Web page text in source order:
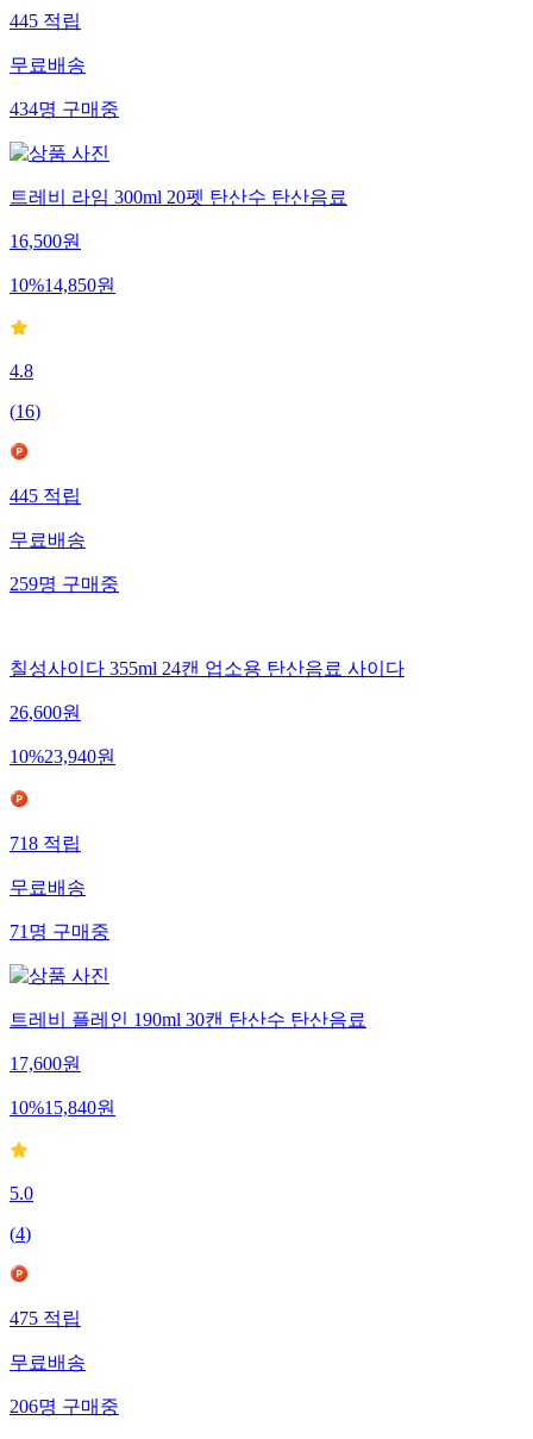
445 적립
무료배송
434명 구매중
트레비 라임 300ml 20펫 탄산수 탄산음료
16,500원
10%14,850원
4.8
(16)
445 적립
무료배송
259명 구매중
칠성사이다 355ml 24캔 업소용 탄산음료 사이다
26,600원
10%23,940원
718적립
무료배송
71명구매중
트레비 플레인 190ml 30캔 탄산수 탄산음료
17,600원
10%15,840원
5.0
(4)
475적립
무료배송
206명구매중